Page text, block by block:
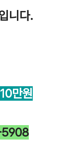
니다.
만원
5908